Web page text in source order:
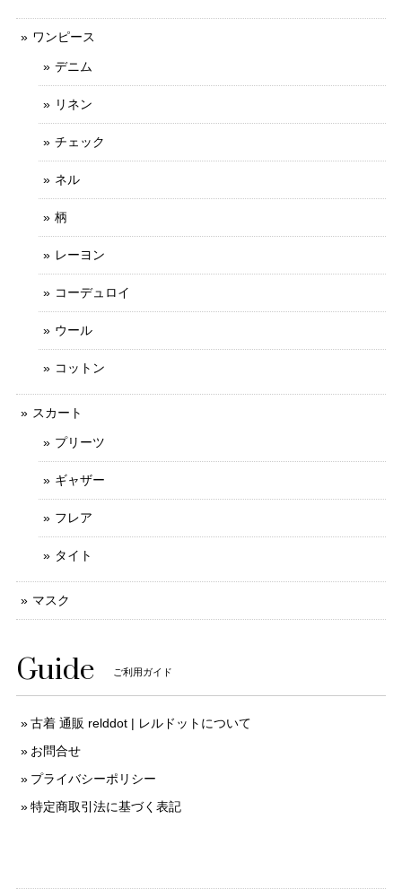
ワンピース
デニム
リネン
チェック
ネル
柄
レーヨン
コーデュロイ
ウール
コットン
スカート
プリーツ
ギャザー
フレア
タイト
マスク
Guide ご利用ガイド
古着 通販 relddot | レルドットについて
お問合せ
プライバシーポリシー
特定商取引法に基づく表記